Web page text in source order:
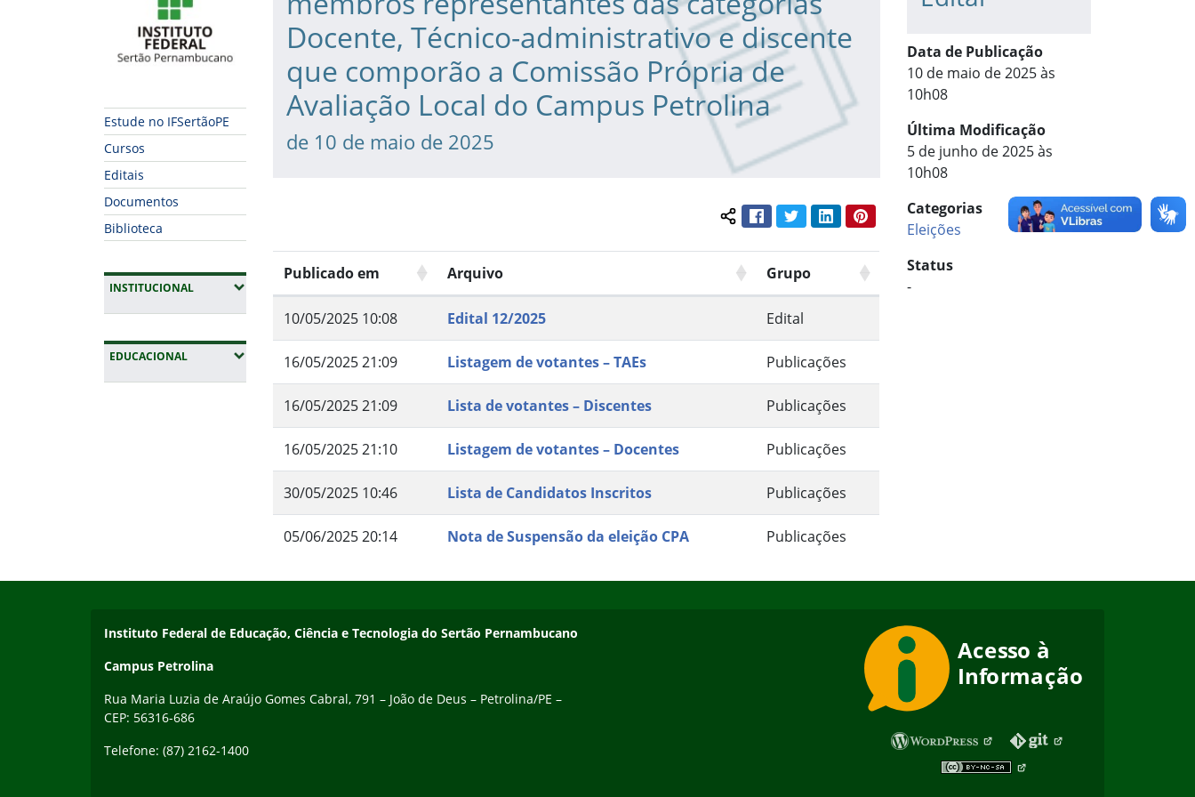
Estude no IFSertãoPE
Cursos
Editais
Documentos
Biblioteca
INSTITUCIONAL(EXPANDIR SUBMENUS)
EDUCACIONAL(EXPANDIR SUBMENUS)
Docente, Técnico-administrativo e discente
que comporão a Comissão Própria de
Avaliação Local do Campus Petrolina
de 10 de maio de 2025
Compartilhar conteúdo:
FacebookTwitterLinkedInPinterest
Publicado em Arquivo Grupo
10/05/2025 10:08 Edital 12/2025 Edital
16/05/2025 21:09 Listagem de votantes – TAEs Publicações
16/05/2025 21:09 Lista de votantes – Discentes Publicações
16/05/2025 21:10 Listagem de votantes – Docentes Publicações
30/05/2025 10:46 Lista de Candidatos Inscritos Publicações
05/06/2025 20:14 Nota de Suspensão da eleição CPA Publicações
Data de Publicação
10 de maio de 2025 às
10h08
Última Modificação
5 de junho de 2025 às
10h08
Categorias
Eleições
Status
-
Endereço
Instituto Federal de Educação, Ciência e Tecnologia do Sertão Pernambucano
Campus Petrolina
Rua Maria Luzia de Araújo Gomes Cabral, 791 – João de Deus – Petrolina/PE –
CEP: 56316-686
Telefone: (87) 2162-1400